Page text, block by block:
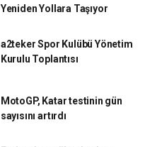
Yeniden Yollara Taşıyor
a2teker Spor Kulübü Yönetim
Kurulu Toplantısı
MotoGP, Katar testinin gün
sayısını artırdı